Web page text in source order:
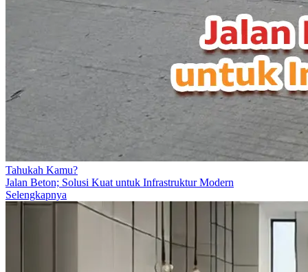
Tahukah Kamu?
Jalan Beton; Solusi Kuat untuk Infrastruktur Modern
Selengkapnya